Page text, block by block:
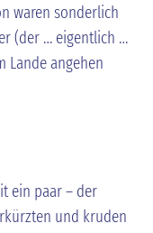
waren sonderlich
(der … eigentlich …
Lande angehen
ein paar – der
und kruden